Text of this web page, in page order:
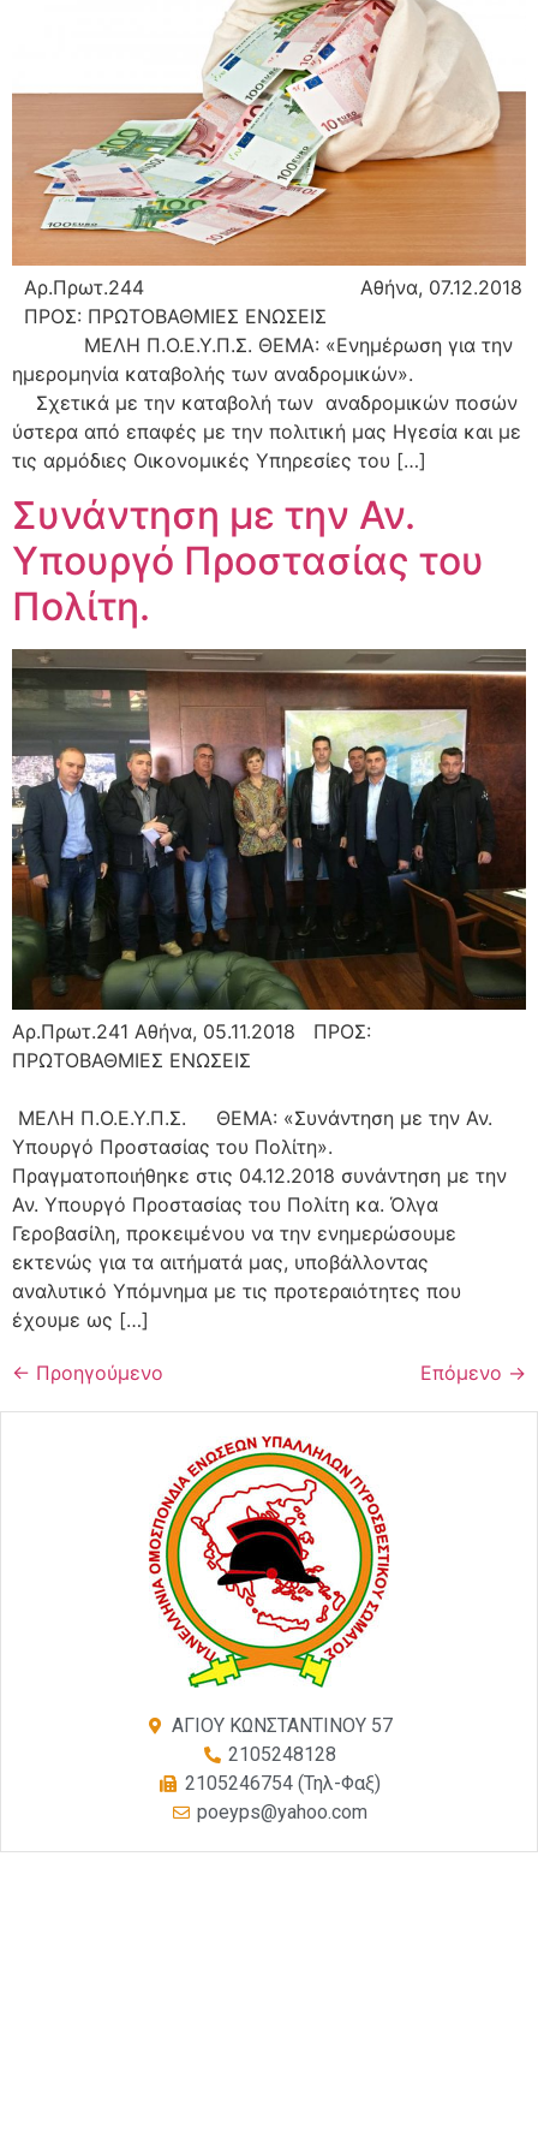
Αρ.Πρωτ.244 Αθήνα, 07.12.2018
ΠΡΟΣ: ΠΡΩΤΟΒΑΘΜΙΕΣ ΕΝΩΣΕΙΣ
ΜΕΛΗ Π.Ο.Ε.Υ.Π.Σ. ΘΕΜΑ: «Ενημέρωση για την
ημερομηνία καταβολής των αναδρομικών».
Σχετικά με την καταβολή των αναδρομικών ποσών
ύστερα από επαφές με την πολιτική μας Ηγεσία και με
τις αρμόδιες Οικονομικές Υπηρεσίες του […]
Συνάντηση με την Αν.
Υπουργό Προστασίας του
Πολίτη.
Αρ.Πρωτ.241 Αθήνα, 05.11.2018 ΠΡΟΣ:
ΠΡΩΤΟΒΑΘΜΙΕΣ ΕΝΩΣΕΙΣ
ΜΕΛΗ Π.Ο.Ε.Υ.Π.Σ. ΘΕΜΑ: «Συνάντηση με την Αν.
Υπουργό Προστασίας του Πολίτη».
Πραγματοποιήθηκε στις 04.12.2018 συνάντηση με την
Αν. Υπουργό Προστασίας του Πολίτη κα. Όλγα
Γεροβασίλη, προκειμένου να την ενημερώσουμε
εκτενώς για τα αιτήματά μας, υποβάλλοντας
αναλυτικό Υπόμνημα με τις προτεραιότητες που
έχουμε ως […]
← Προηγούμενο Επόμενο →
ΑΓΙΟΥ ΚΩΝΣΤΑΝΤΙΝΟΥ 57
2105248128
2105246754 (Τηλ-Φαξ)
poeyps@yahoo.com